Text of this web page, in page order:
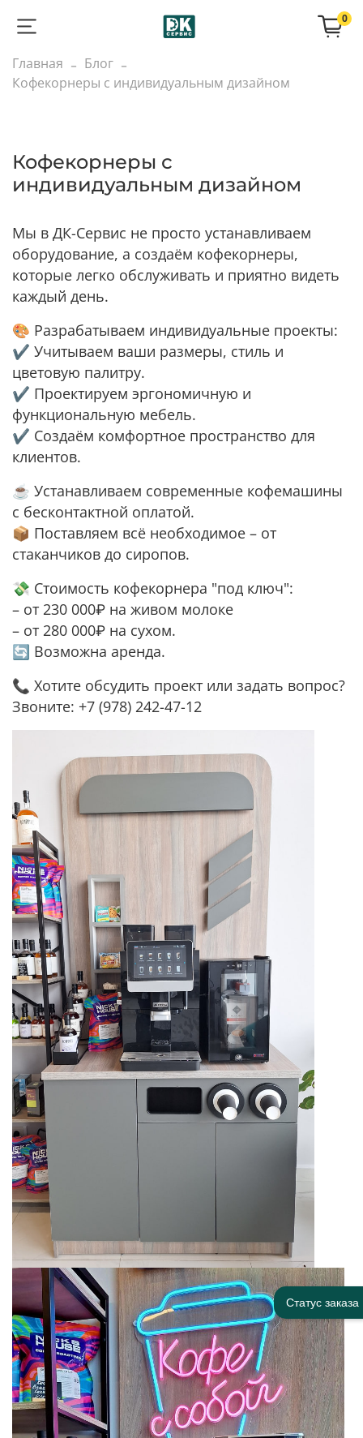
0
Главная
Блог
Кофекорнеры с индивидуальным дизайном
Кофекорнеры с
индивидуальным дизайном
Мы в ДК-Сервис не просто устанавливаем
оборудование, а создаём кофекорнеры,
которые легко обслуживать и приятно видеть
каждый день.
🎨 Разрабатываем индивидуальные проекты:
✔️ Учитываем ваши размеры, стиль и
цветовую палитру.
✔️ Проектируем эргономичную и
функциональную мебель.
✔️ Создаём комфортное пространство для
клиентов.
☕️ Устанавливаем современные кофемашины
с бесконтактной оплатой.
📦 Поставляем всё необходимое – от
стаканчиков до сиропов.
💸 Стоимость кофекорнера "под ключ":
– от 230 000₽ на живом молоке
– от 280 000₽ на сухом.
🔄 Возможна аренда.
📞 Хотите обсудить проект или задать вопрос?
Звоните: +7 (978) 242-47-12
Статус заказа